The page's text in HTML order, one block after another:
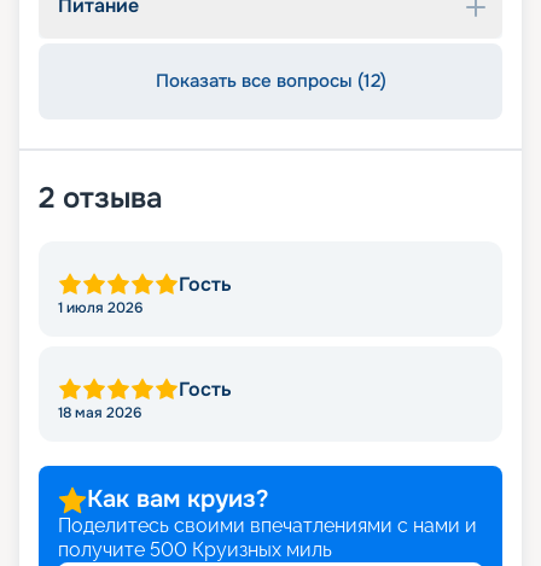
Питание
Показать все вопросы (12)
2 отзыва
Гость
1 июля 2026
Гость
18 мая 2026
Как вам круиз?
Поделитесь своими впечатлениями с нами и
получите 500 Круизных миль